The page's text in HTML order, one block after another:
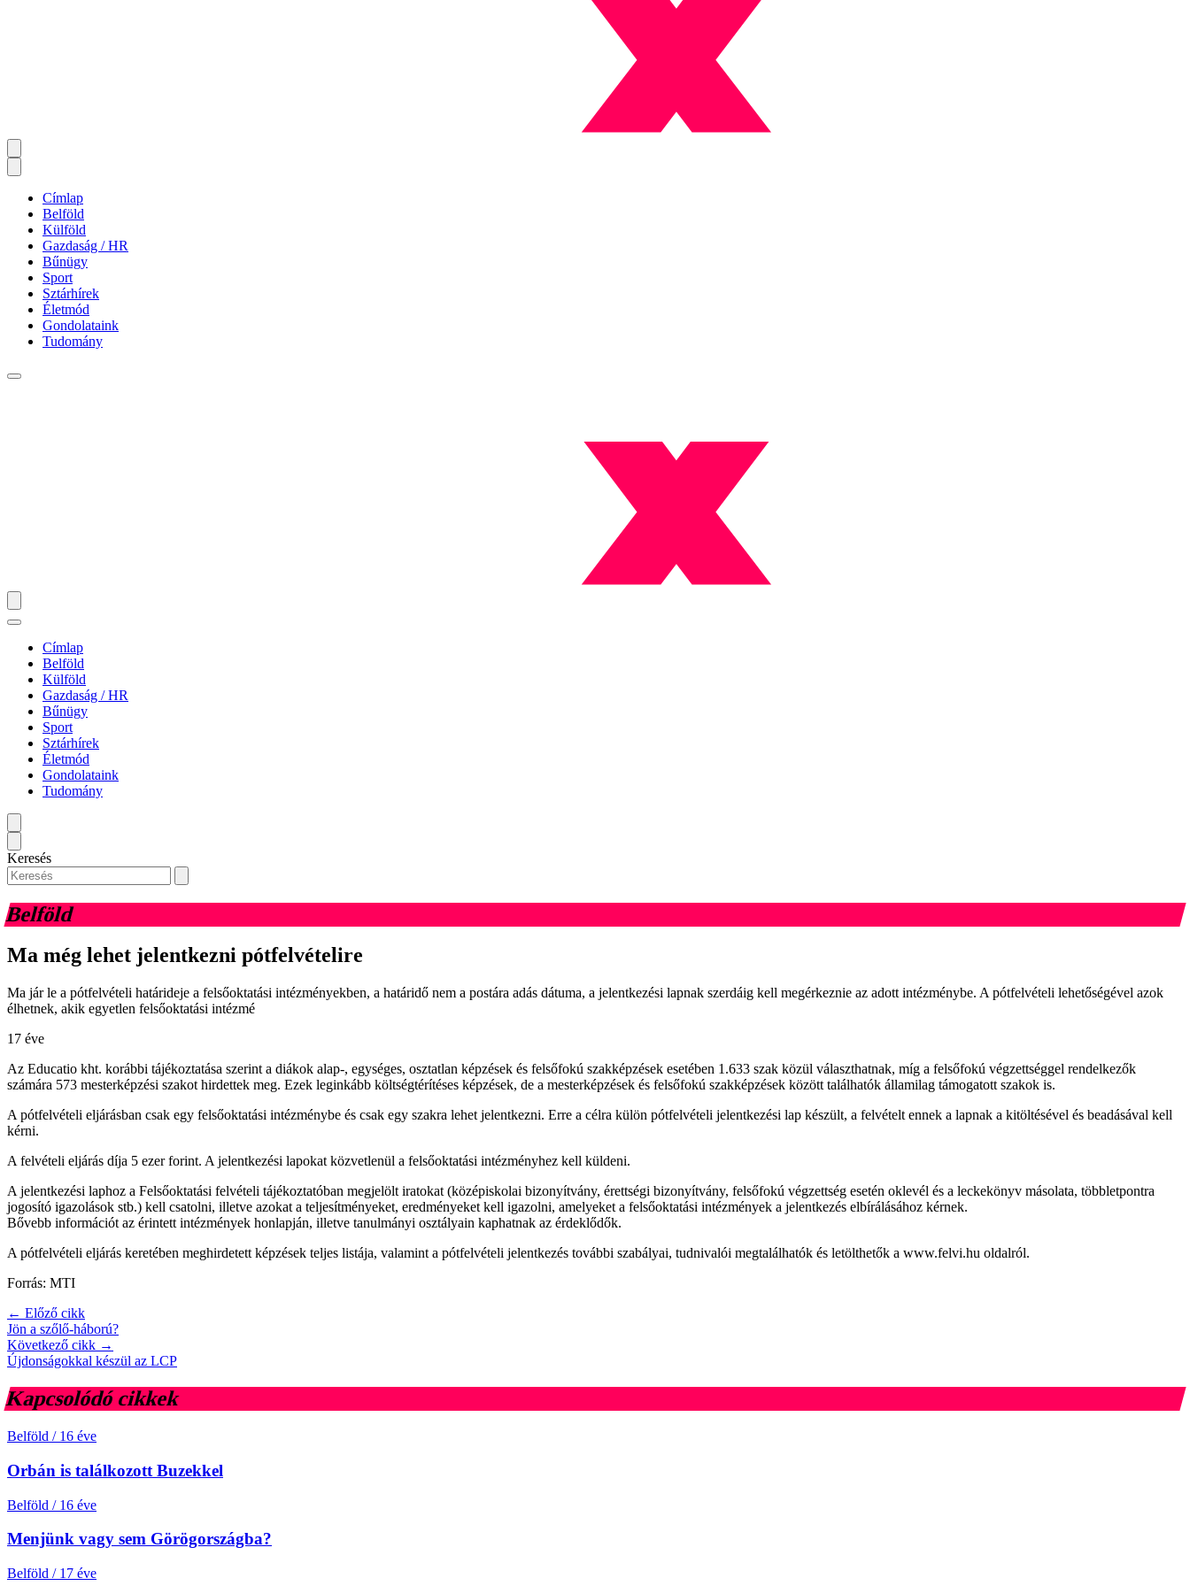
Címlap
Belföld
Külföld
Gazdaság / HR
Bűnügy
Sport
Sztárhírek
Életmód
Gondolataink
Tudomány
Címlap
Belföld
Külföld
Gazdaság / HR
Bűnügy
Sport
Sztárhírek
Életmód
Gondolataink
Tudomány
Keresés
Belföld
Ma még lehet jelentkezni pótfelvételire
Ma jár le a pótfelvételi határideje a felsőoktatási intézményekben, a határidő nem a postára adás dátuma, a jelentkezési lapnak szerdáig kell megérkeznie az adott intézménybe. A pótfelvételi lehetőségével azok
élhetnek, akik egyetlen felsőoktatási intézmé
17 éve
Az Educatio kht. korábbi tájékoztatása szerint a diákok alap-, egységes, osztatlan képzések és felsőfokú szakképzések esetében 1.633 szak közül választhatnak, míg a felsőfokú végzettséggel rendelkezők
számára 573 mesterképzési szakot hirdettek meg. Ezek leginkább költségtérítéses képzések, de a mesterképzések és felsőfokú szakképzések között találhatók államilag támogatott szakok is.
A pótfelvételi eljárásban csak egy felsőoktatási intézménybe és csak egy szakra lehet jelentkezni. Erre a célra külön pótfelvételi jelentkezési lap készült, a felvételt ennek a lapnak a kitöltésével és beadásával kell
kérni.
A felvételi eljárás díja 5 ezer forint. A jelentkezési lapokat közvetlenül a felsőoktatási intézményhez kell küldeni.
A jelentkezési laphoz a Felsőoktatási felvételi tájékoztatóban megjelölt iratokat (középiskolai bizonyítvány, érettségi bizonyítvány, felsőfokú végzettség esetén oklevél és a leckekönyv másolata, többletpontra
jogosító igazolások stb.) kell csatolni, illetve azokat a teljesítményeket, eredményeket kell igazolni, amelyeket a felsőoktatási intézmények a jelentkezés elbírálásához kérnek.
Bővebb információt az érintett intézmények honlapján, illetve tanulmányi osztályain kaphatnak az érdeklődők.
A pótfelvételi eljárás keretében meghirdetett képzések teljes listája, valamint a pótfelvételi jelentkezés további szabályai, tudnivalói megtalálhatók és letölthetők a www.felvi.hu oldalról.
Forrás: MTI
← Előző cikk
Jön a szőlő-háború?
Következő cikk →
Újdonságokkal készül az LCP
Kapcsolódó cikkek
Belföld / 16 éve
Orbán is találkozott Buzekkel
Belföld / 16 éve
Menjünk vagy sem Görögországba?
Belföld / 17 éve